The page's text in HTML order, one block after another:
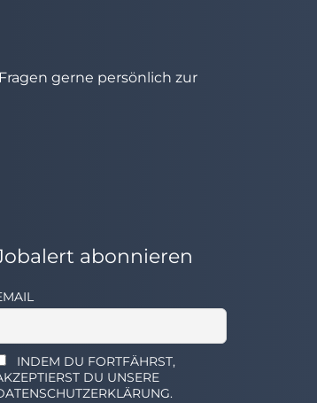
gerne persönlich zur
abonnieren
INDEM DU FORTFÄHRST,
DU UNSERE